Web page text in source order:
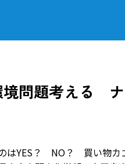
境問題考える
はYES？ NO？ 買い物カ